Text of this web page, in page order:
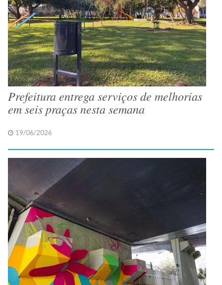
Prefeitura entrega serviços de melhorias
em seis praças nesta semana
19/06/2026